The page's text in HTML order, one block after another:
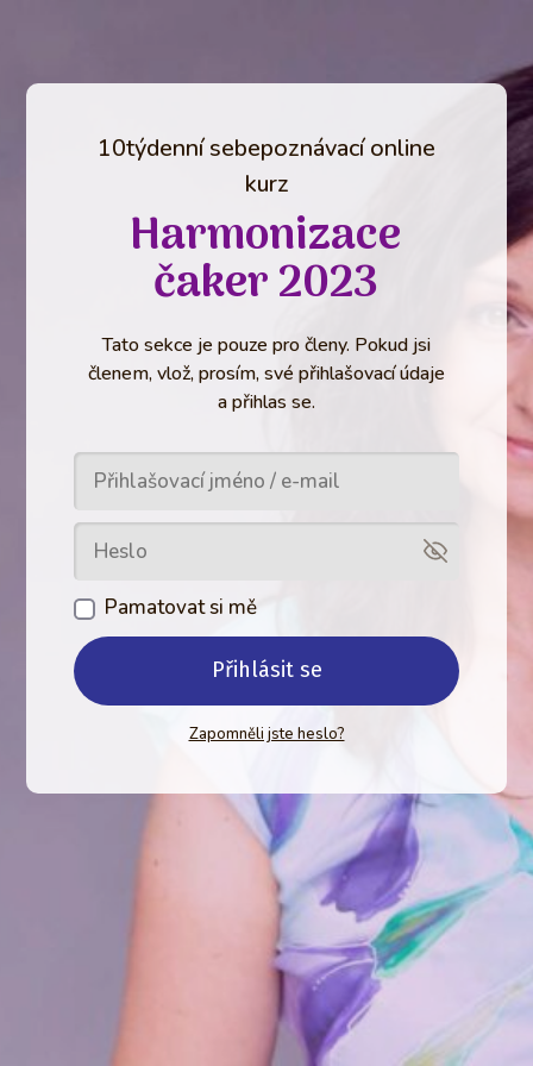
10týdenní sebepoznávací online
kurz
Harmonizace
čaker 2023
Tato sekce je pouze pro členy. Pokud jsi
členem, vlož, prosím, své přihlašovací údaje
a přihlas se.
Pamatovat si mě
Přihlásit se
Zapomněli jste heslo?